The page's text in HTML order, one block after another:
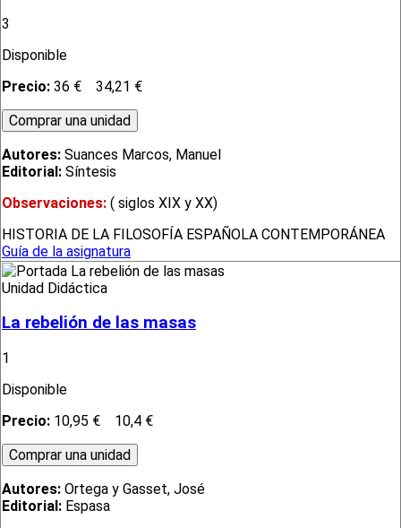
3
Disponible
Precio: 36 € 34,21 €
Autores: Suances Marcos, Manuel
Editorial: Síntesis
Observaciones: ( siglos XIX y XX)
HISTORIA DE LA FILOSOFÍA ESPAÑOLA CONTEMPORÁNEA
Guía de la asignatura
Unidad Didáctica
La rebelión de las masas
1
Disponible
Precio: 10,95 € 10,4 €
Autores: Ortega y Gasset, José
Editorial: Espasa